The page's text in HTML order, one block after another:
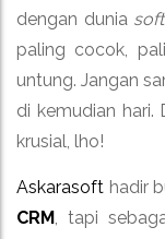
dengan dunia
paling cocok,
untung. Jangan
di kemudian hari.
krusial, lho!
Askarasoft hadir
CRM , tapi